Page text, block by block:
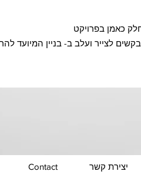
מתבקשים לצייר ועלב ב- בניין
Contact יצירת קשר